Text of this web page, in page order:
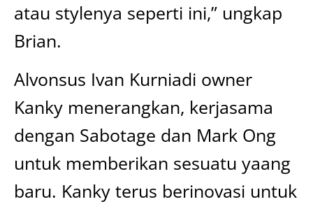
atau stylenya seperti ini,” ungkap
Brian.
Alvonsus Ivan Kurniadi owner
Kanky menerangkan, kerjasama
dengan Sabotage dan Mark Ong
untuk memberikan sesuatu yaang
baru. Kanky terus berinovasi untuk